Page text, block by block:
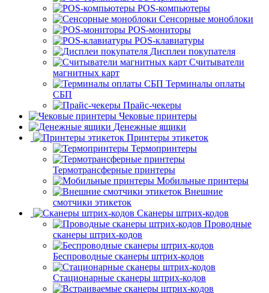
POS-компьютеры
Сенсорные моноблоки
POS-мониторы
POS-клавиатуры
Дисплеи покупателя
Считыватели
магнитных карт
Терминалы оплаты
СБП
Прайс-чекеры
Чековые принтеры
Денежные ящики
Принтеры этикеток
Термопринтеры
Термотрансферные принтеры
Мобильные принтеры
Внешние
смотчики этикеток
Сканеры штрих-кодов
Проводные
сканеры штрих-кодов
Беспроводные сканеры штрих-кодов
Стационарные сканеры штрих-кодов